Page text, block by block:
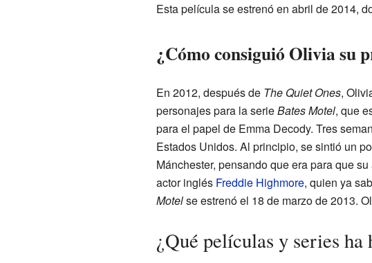
Esta película se estrenó en abril de 2014,
¿Cómo consiguió Olivia su
En 2012, después de The Quiet Ones,
personajes para la serieBates Motel, que
para el papel de Emma Decody. Tres
Estados Unidos. Al principio, se sintió un
Mánchester, pensando que era para que
actor inglés Freddie Highmore, quien ya
Motelse estrenó el 18 de marzo de 2013.
¿Qué películas y series